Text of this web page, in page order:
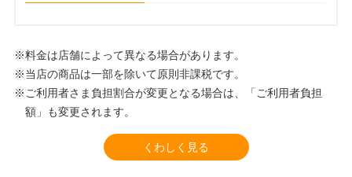
くわしく見る
※料金は店舗によって異なる場合があります。
※当店の商品は一部を除いて原則非課税です。
※ご利用者さま負担割合が変更となる場合は、「ご利用者負担
額」も変更されます。